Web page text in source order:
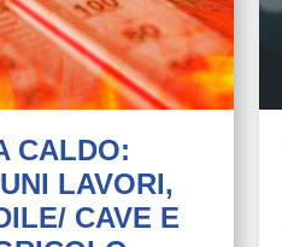
CALDO:
LAVORI,
CAVE E